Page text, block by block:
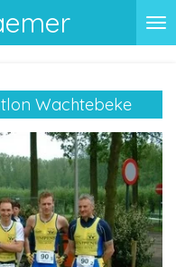
Wachtebeke